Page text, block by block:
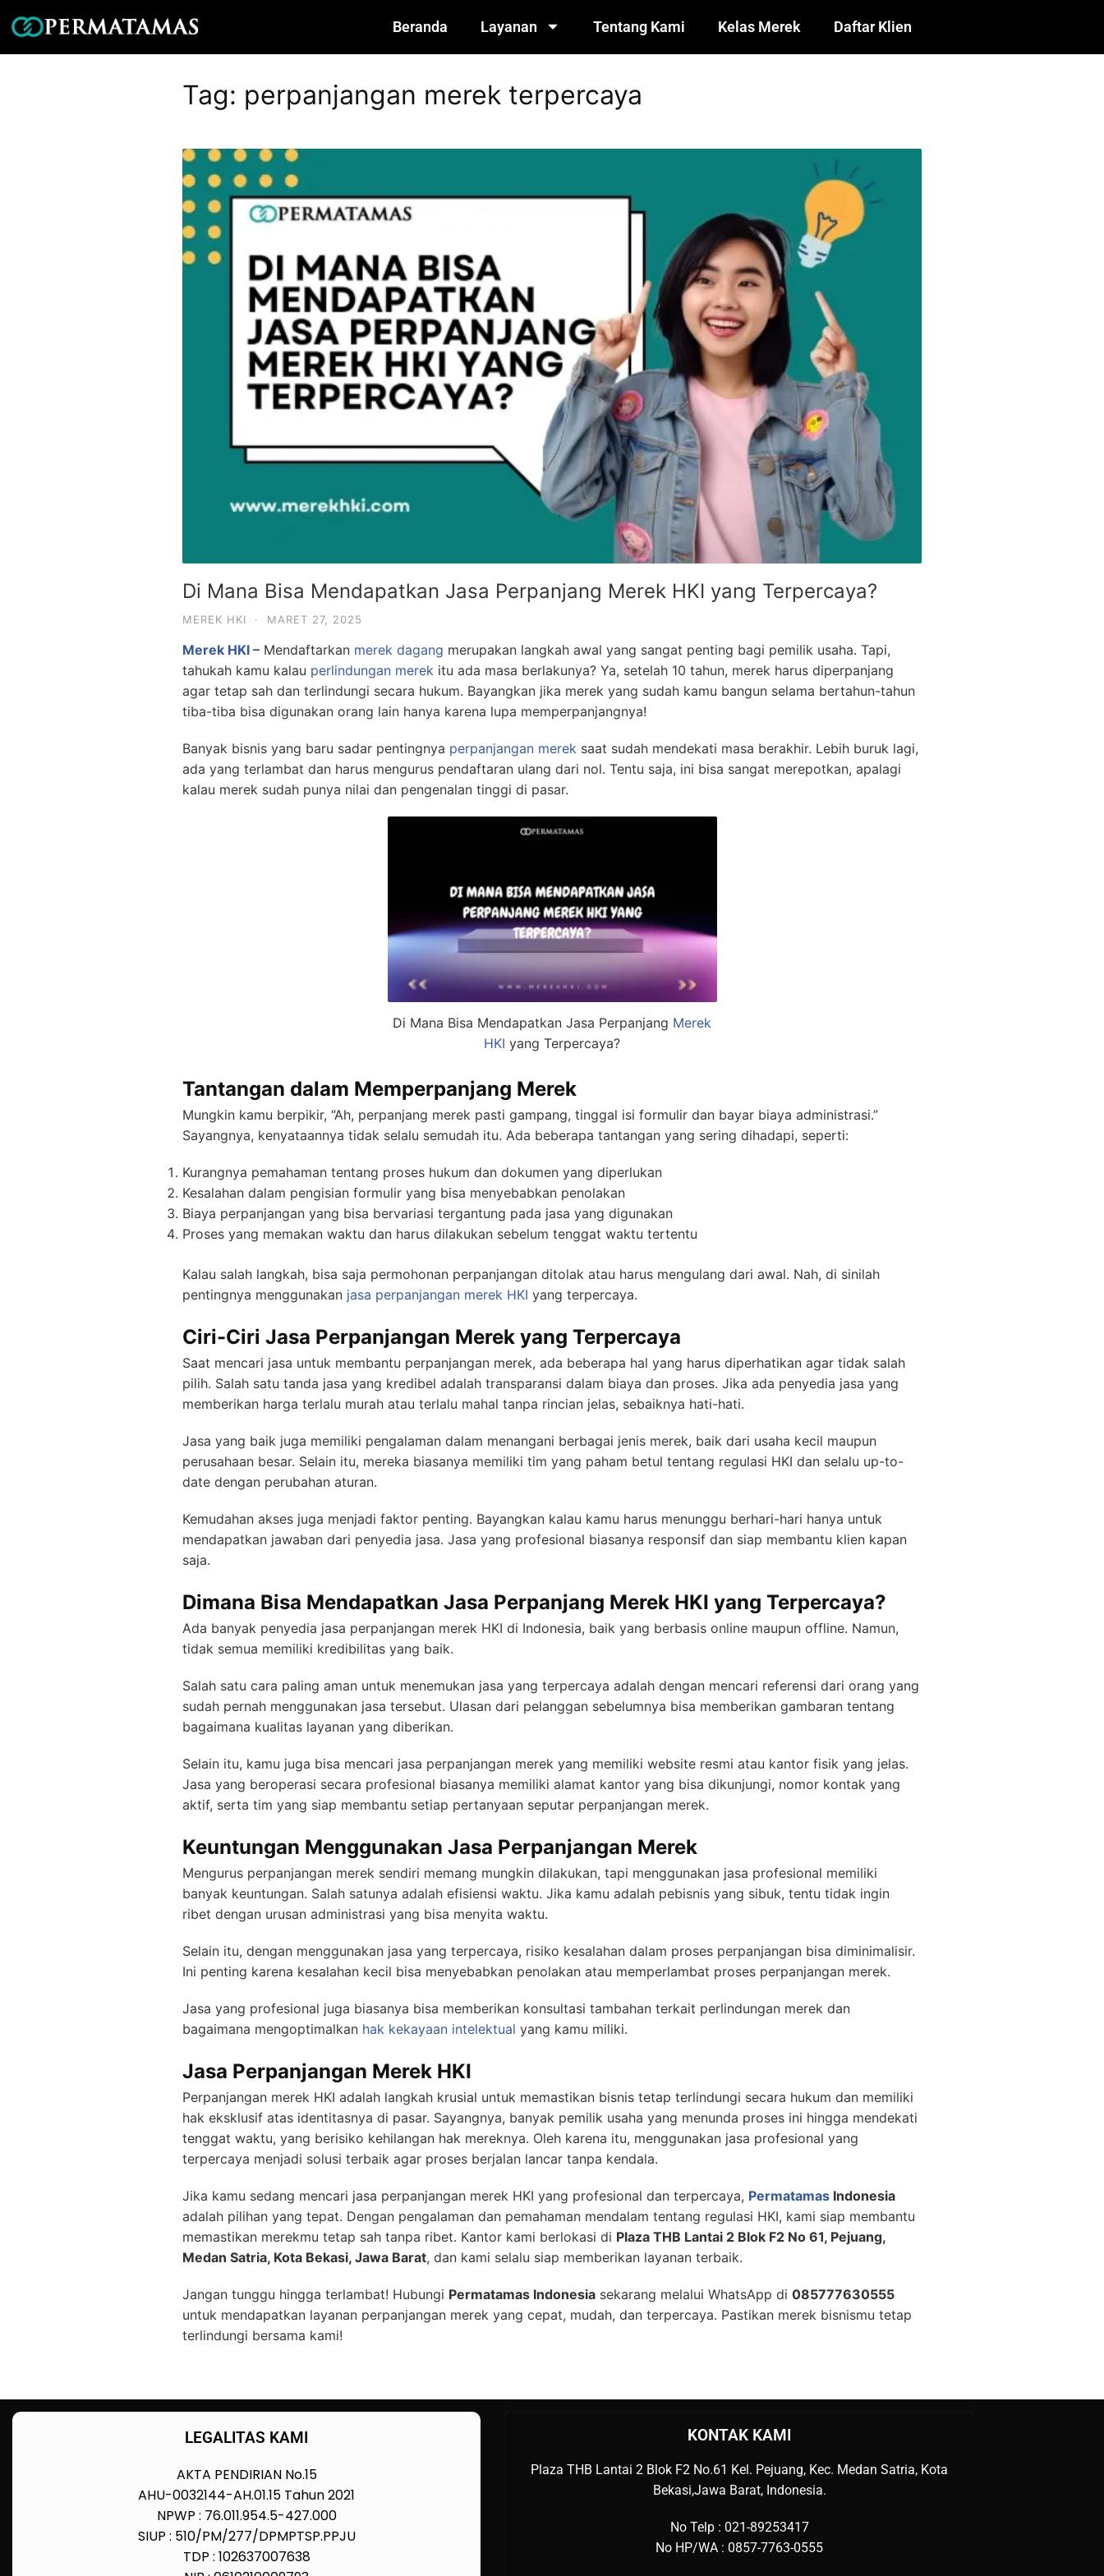
Beranda Layanan Tentang Kami Kelas Merek Daftar Klien
Tag: perpanjangan merek terpercaya
Di Mana Bisa Mendapatkan Jasa Perpanjang Merek HKI yang Terpercaya?
MEREK HKI · MARET 27, 2025
Merek HKI – Mendaftarkan merek dagang merupakan langkah awal yang sangat penting bagi pemilik usaha. Tapi,
tahukah kamu kalau perlindungan merek itu ada masa berlakunya? Ya, setelah 10 tahun, merek harus diperpanjang
agar tetap sah dan terlindungi secara hukum. Bayangkan jika merek yang sudah kamu bangun selama bertahun-tahun
tiba-tiba bisa digunakan orang lain hanya karena lupa memperpanjangnya!
Banyak bisnis yang baru sadar pentingnya perpanjangan merek saat sudah mendekati masa berakhir. Lebih buruk lagi,
ada yang terlambat dan harus mengurus pendaftaran ulang dari nol. Tentu saja, ini bisa sangat merepotkan, apalagi
kalau merek sudah punya nilai dan pengenalan tinggi di pasar.
Di Mana Bisa Mendapatkan Jasa Perpanjang Merek
HKI yang Terpercaya?
Tantangan dalam Memperpanjang Merek
Mungkin kamu berpikir, “Ah, perpanjang merek pasti gampang, tinggal isi formulir dan bayar biaya administrasi.”
Sayangnya, kenyataannya tidak selalu semudah itu. Ada beberapa tantangan yang sering dihadapi, seperti:
Kurangnya pemahaman tentang proses hukum dan dokumen yang diperlukan
Kesalahan dalam pengisian formulir yang bisa menyebabkan penolakan
Biaya perpanjangan yang bisa bervariasi tergantung pada jasa yang digunakan
Proses yang memakan waktu dan harus dilakukan sebelum tenggat waktu tertentu
Kalau salah langkah, bisa saja permohonan perpanjangan ditolak atau harus mengulang dari awal. Nah, di sinilah
pentingnya menggunakan jasa perpanjangan merek HKI yang terpercaya.
Ciri-Ciri Jasa Perpanjangan Merek yang Terpercaya
Saat mencari jasa untuk membantu perpanjangan merek, ada beberapa hal yang harus diperhatikan agar tidak salah
pilih. Salah satu tanda jasa yang kredibel adalah transparansi dalam biaya dan proses. Jika ada penyedia jasa yang
memberikan harga terlalu murah atau terlalu mahal tanpa rincian jelas, sebaiknya hati-hati.
Jasa yang baik juga memiliki pengalaman dalam menangani berbagai jenis merek, baik dari usaha kecil maupun
perusahaan besar. Selain itu, mereka biasanya memiliki tim yang paham betul tentang regulasi HKI dan selalu up-to-
date dengan perubahan aturan.
Kemudahan akses juga menjadi faktor penting. Bayangkan kalau kamu harus menunggu berhari-hari hanya untuk
mendapatkan jawaban dari penyedia jasa. Jasa yang profesional biasanya responsif dan siap membantu klien kapan
saja.
Dimana Bisa Mendapatkan Jasa Perpanjang Merek HKI yang Terpercaya?
Ada banyak penyedia jasa perpanjangan merek HKI di Indonesia, baik yang berbasis online maupun offline. Namun,
tidak semua memiliki kredibilitas yang baik.
Salah satu cara paling aman untuk menemukan jasa yang terpercaya adalah dengan mencari referensi dari orang yang
sudah pernah menggunakan jasa tersebut. Ulasan dari pelanggan sebelumnya bisa memberikan gambaran tentang
bagaimana kualitas layanan yang diberikan.
Selain itu, kamu juga bisa mencari jasa perpanjangan merek yang memiliki website resmi atau kantor fisik yang jelas.
Jasa yang beroperasi secara profesional biasanya memiliki alamat kantor yang bisa dikunjungi, nomor kontak yang
aktif, serta tim yang siap membantu setiap pertanyaan seputar perpanjangan merek.
Keuntungan Menggunakan Jasa Perpanjangan Merek
Mengurus perpanjangan merek sendiri memang mungkin dilakukan, tapi menggunakan jasa profesional memiliki
banyak keuntungan. Salah satunya adalah efisiensi waktu. Jika kamu adalah pebisnis yang sibuk, tentu tidak ingin
ribet dengan urusan administrasi yang bisa menyita waktu.
Selain itu, dengan menggunakan jasa yang terpercaya, risiko kesalahan dalam proses perpanjangan bisa diminimalisir.
Ini penting karena kesalahan kecil bisa menyebabkan penolakan atau memperlambat proses perpanjangan merek.
Jasa yang profesional juga biasanya bisa memberikan konsultasi tambahan terkait perlindungan merek dan
bagaimana mengoptimalkan hak kekayaan intelektual yang kamu miliki.
Jasa Perpanjangan Merek HKI
Perpanjangan merek HKI adalah langkah krusial untuk memastikan bisnis tetap terlindungi secara hukum dan memiliki
hak eksklusif atas identitasnya di pasar. Sayangnya, banyak pemilik usaha yang menunda proses ini hingga mendekati
tenggat waktu, yang berisiko kehilangan hak mereknya. Oleh karena itu, menggunakan jasa profesional yang
terpercaya menjadi solusi terbaik agar proses berjalan lancar tanpa kendala.
Jika kamu sedang mencari jasa perpanjangan merek HKI yang profesional dan terpercaya, Permatamas Indonesia
adalah pilihan yang tepat. Dengan pengalaman dan pemahaman mendalam tentang regulasi HKI, kami siap membantu
memastikan merekmu tetap sah tanpa ribet. Kantor kami berlokasi di Plaza THB Lantai 2 Blok F2 No 61, Pejuang,
Medan Satria, Kota Bekasi, Jawa Barat, dan kami selalu siap memberikan layanan terbaik.
Jangan tunggu hingga terlambat! Hubungi Permatamas Indonesia sekarang melalui WhatsApp di 085777630555
untuk mendapatkan layanan perpanjangan merek yang cepat, mudah, dan terpercaya. Pastikan merek bisnismu tetap
terlindungi bersama kami!
LEGALITAS KAMI
AKTA PENDIRIAN No.15
AHU-0032144-AH.01.15 Tahun 2021
NPWP : 76.011.954.5-427.000
SIUP : 510/PM/277/DPMPTSP.PPJU
TDP : 102637007638
KONTAK KAMI
Plaza THB Lantai 2 Blok F2 No.61 Kel. Pejuang, Kec. Medan Satria, Kota
Bekasi,Jawa Barat, Indonesia.
No Telp : 021-89253417
No HP/WA : 0857-7763-0555